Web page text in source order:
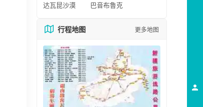
达瓦昆沙漠
巴音布鲁克
行程地图 更多地图